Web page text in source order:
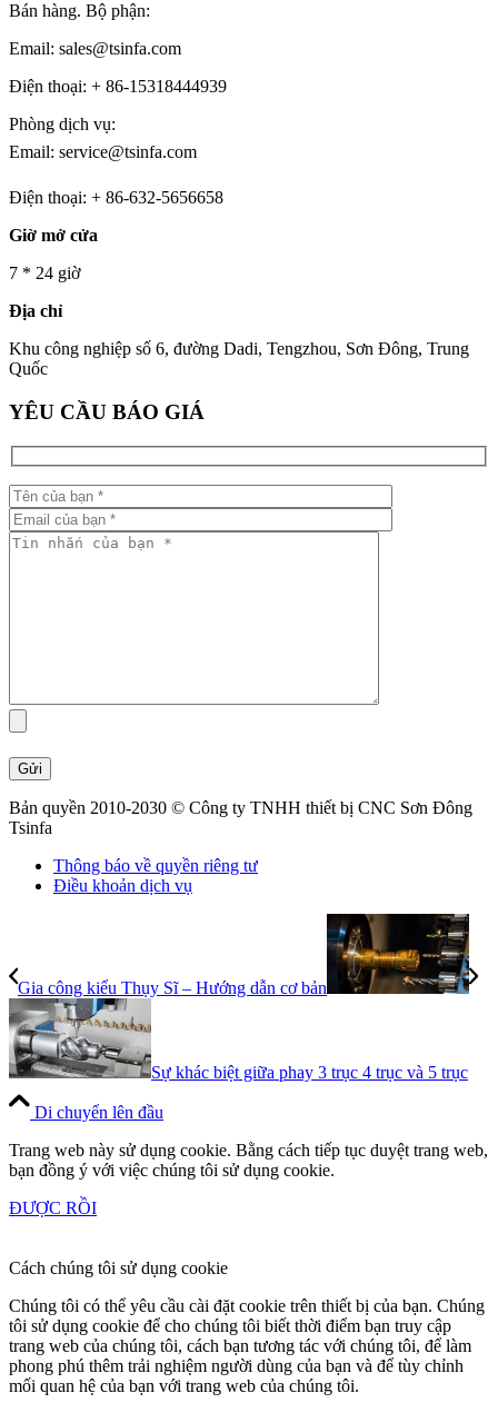
Bán hàng. Bộ phận:
Email: sales@tsinfa.com
Điện thoại: + 86-15318444939
Phòng dịch vụ:
Email: service@tsinfa.com
Điện thoại: + 86-632-5656658
Giờ mở cửa
7 * 24 giờ
Địa chỉ
Khu công nghiệp số 6, đường Dadi, Tengzhou, Sơn Đông, Trung
Quốc
YÊU CẦU BÁO GIÁ
Bản quyền 2010-2030 © Công ty TNHH thiết bị CNC Sơn Đông
Tsinfa
Thông báo về quyền riêng tư
Điều khoản dịch vụ
Gia công kiểu Thụy Sĩ – Hướng dẫn cơ bản
Sự khác biệt giữa phay 3 trục 4 trục và 5 trục
Di chuyển lên đầu
Trang web này sử dụng cookie. Bằng cách tiếp tục duyệt trang web,
bạn đồng ý với việc chúng tôi sử dụng cookie.
ĐƯỢC RỒI
Cách chúng tôi sử dụng cookie
Chúng tôi có thể yêu cầu cài đặt cookie trên thiết bị của bạn. Chúng
tôi sử dụng cookie để cho chúng tôi biết thời điểm bạn truy cập
trang web của chúng tôi, cách bạn tương tác với chúng tôi, để làm
phong phú thêm trải nghiệm người dùng của bạn và để tùy chỉnh
mối quan hệ của bạn với trang web của chúng tôi.